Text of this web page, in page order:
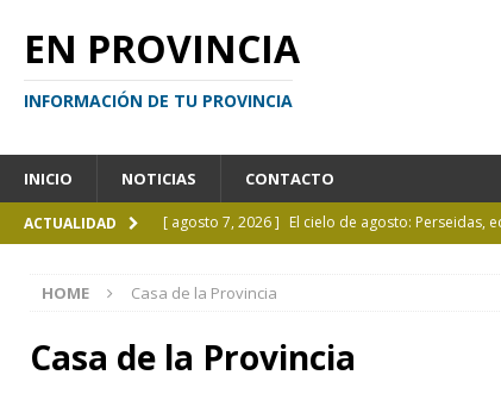
EN PROVINCIA
INFORMACIÓN DE TU PROVINCIA
INICIO NOTICIAS CONTACTO
ACTUALIDAD [ agosto 7, 2026 ] El cielo de agosto: Perseidas,
[ agosto 6, 2026 ]
[ agosto 6, 2026 ]
La UCALP incorpora la
HOME Casa de la Provincia
Casa de la Provincia